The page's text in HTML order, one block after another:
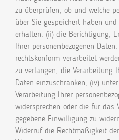
zu überprüfen, ob und welche
über Sie gespeichert haben
erhalten, (ii) die Berichtigung,
Ihrer personenbezogenen
rechtskonform verarbeitet
zu verlangen, die Verarbeitung
Daten einzuschränken, (iv)
Verarbeitung Ihrer
widersprechen oder die für das
gegebene Einwilligung zu
Widerruf die Rechtmäßigkeit